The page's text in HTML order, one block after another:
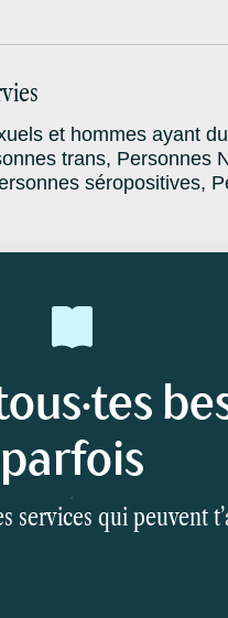
et hommes ayant
trans, Personnes
séropositives,
parfois
services qui peuvent